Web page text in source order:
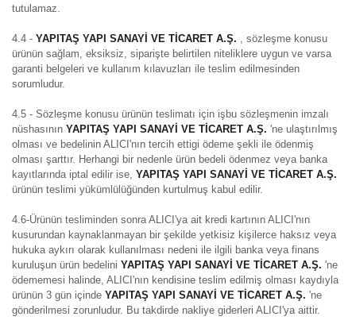
tutulamaz.
4.4 - YAPITAŞ YAPI SANAYİ VE TİCARET A.Ş. , sözleşme konusu
ürünün sağlam, eksiksiz, siparişte belirtilen niteliklere uygun ve varsa
garanti belgeleri ve kullanım kılavuzları ile teslim edilmesinden
sorumludur.
4.5 - Sözleşme konusu ürünün teslimatı için işbu sözleşmenin imzalı
nüshasının YAPITAŞ YAPI SANAYİ VE TİCARET A.Ş. 'ne ulaştırılmış
olması ve bedelinin ALICI'nın tercih ettigi ödeme şekli ile ödenmiş
olması şarttır. Herhangi bir nedenle ürün bedeli ödenmez veya banka
kayıtlarında iptal edilir ise, YAPITAŞ YAPI SANAYİ VE TİCARET A.Ş.
ürünün teslimi yükümlülüğünden kurtulmuş kabul edilir.
4.6-Ürünün tesliminden sonra ALICI'ya ait kredi kartının ALICI'nın
kusurundan kaynaklanmayan bir şekilde yetkisiz kişilerce haksız veya
hukuka aykırı olarak kullanılması nedeni ile ilgili banka veya finans
kuruluşun ürün bedelini YAPITAŞ YAPI SANAYİ VE TİCARET A.Ş. 'ne
ödememesi halinde, ALICI'nın kendisine teslim edilmiş olması kaydıyla
ürünün 3 gün içinde YAPITAŞ YAPI SANAYİ VE TİCARET A.Ş. 'ne
gönderilmesi zorunludur. Bu takdirde nakliye giderleri ALICI'ya aittir.